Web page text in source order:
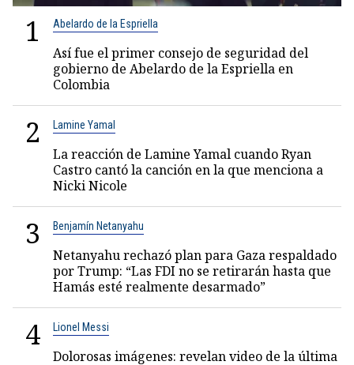
1 Abelardo de la Espriella
Así fue el primer consejo de seguridad del
gobierno de Abelardo de la Espriella en
Colombia
2 Lamine Yamal
La reacción de Lamine Yamal cuando Ryan
Castro cantó la canción en la que menciona a
Nicki Nicole
3 Benjamín Netanyahu
Netanyahu rechazó plan para Gaza respaldado
por Trump: “Las FDI no se retirarán hasta que
Hamás esté realmente desarmado”
4 Lionel Messi
Dolorosas imágenes: revelan video de la última